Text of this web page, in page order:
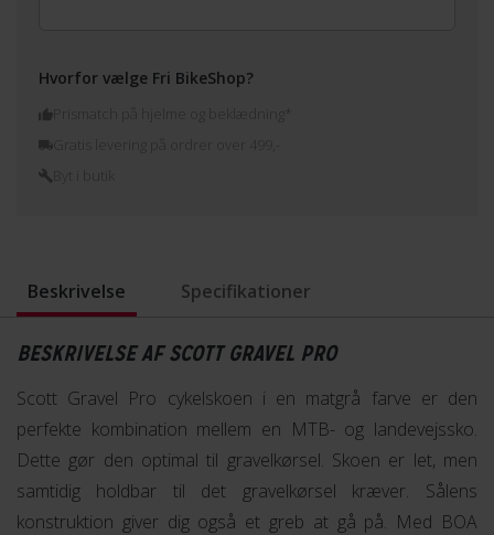
Hvorfor vælge Fri BikeShop?
Prismatch på hjelme og beklædning*
Beskrivelse Specifikationer
BESKRIVELSE AF SCOTT GRAVEL PRO
Scott Gravel Pro cykelskoen i en matgrå farve er den
perfekte kombination mellem en MTB- og landevejssko.
Dette gør den optimal til gravelkørsel. Skoen er let, men
samtidig holdbar til det gravelkørsel kræver. Sålens
konstruktion giver dig også et greb at gå på. Med BOA